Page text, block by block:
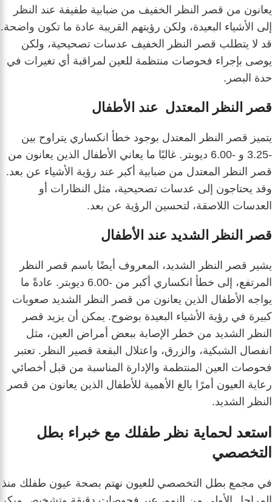
يعانون من قصر النظر الخفيف من ضبابية طفيفة عند النظر
إلى الأشياء البعيدة، ولكن رؤيتهم القريبة عادة ما تكون واضحة.
قد لا يتطلب قصر النظر الخفيف عدسات تصحيحية، ولكن
يوصى بإجراء فحوصات منتظمة للعين لمراقبة أي تغيرات في
حدة البصر.
قصر النظر المعتدل عند الأطفال
يتميز قصر النظر المعتدل بوجود خطأ انكساري يتراوح بين
-3.25 و -6.00 ديوبتر. غالبًا ما يعاني الأطفال الذين يعانون من
قصر النظر المعتدل من ضبابية أكبر عند رؤية الأشياء عن بعد.
وقد يحتاجون إلى عدسات تصحيحية، مثل النظارات أو
العدسات اللاصقة، لتحسين الرؤية عن بعد.
قصر النظر الشديد عند الأطفال
يشير قصر النظر الشديد، المعروف أيضًا باسم قصر النظر
المرتفع، إلى خطأ انكساري أكبر من -6.00 ديوبتر. عادةً ما
يواجه الأطفال الذين يعانون من قصر النظر الشديد صعوبات
كبيرة في رؤية الأشياء البعيدة بوضوح. يمكن أن يزيد قصر
النظر الشديد من خطر الإصابة ببعض أمراض العين، مثل
انفصال الشبكية، والزرق، واعتلال البقعة قصير النظر. تعتبر
فحوصات العين المنتظمة والإدارة المناسبة من قبل أخصائي
رعاية العيون أمرًا بالغ الأهمية للأطفال الذين يعانون من قصر
النظر الشديد.
استعد لحماية نظر طفلك مع خبراء بطل
التخصصي
في مجمع بطل التخصصي للعيون نهتم بصحة عيون طفلك منذ